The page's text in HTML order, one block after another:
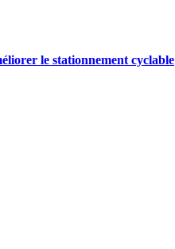
le stationnement cyclable